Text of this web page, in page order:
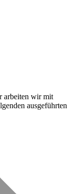
arbeiten wir mit
ausgeführten